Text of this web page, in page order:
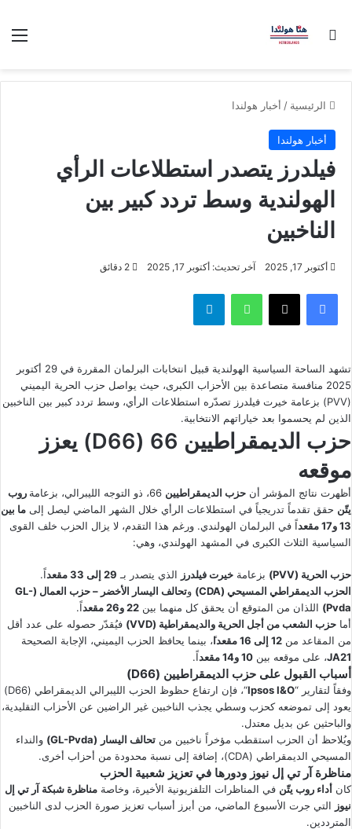
بحث عن
الرئيسية / أخبار هولندا
أخبار هولندا
فيلدرز يتصدر استطلاعات الرأي
الهولندية وسط تردد كبير بين
الناخبين
أكتوبر 17, 2025 آخر تحديث: أكتوبر 17, 2025
فيسبوك ‫X واتساب تيلقرام
تشهد الساحة السياسية الهولندية قبيل انتخابات البرلمان المقررة في 29 أكتوبر
2025 منافسة متصاعدة بين الأحزاب الكبرى، حيث يواصل حزب الحرية اليميني
(PVV) بزعامة خيرت فيلدرز تصدّره استطلاعات الرأي، وسط تردد كبير بين الناخبين
الذين لم يحسموا بعد خياراتهم الانتخابية.
حزب الديمقراطيين 66 (D66) يعزز
موقعه
أظهرت نتائج المؤشر أن حزب الديمقراطيين
روب
يتّن حقق تقدماً تدريجياً في استطلاعات الرأي خلال الشهر الماضي ليصل إلى ما بين
13 و17 مقعد
اً في البرلمان الهولندي. ورغم هذا التقدم، لا يزال الحزب خلف القوى
السياسية الثلاث الكبرى في المشهد الهولندي، وهي:
حزب الحرية (PVV) بزعامة خيرت فيلدرز الذي يتصدر بـ 29 إلى 33 مقعد
اً.
الحزب الديمقراطي المسيحي (CDA)
و
تحالف اليسار الأخضر – حزب العمال (GL-
Pvda)
اللذان من المتوقع أن يحقق كل منهما بين 22 و26 مقعد
اً.
أما حزب الشعب من أجل الحرية والديمقراطية (VVD)
فيُقدّر حصوله على عدد أقل
من المقاعد من 12 إلى 16 مقعدا
ً، بينما يحافظ الحزب اليميني، الإجابة الصحيحة
JA21، على موقعه بين 10 و14 مقعد اً.
أسباب القبول على حزب الديمقراطيين (D66)
وفقاً لتقارير “Ipsos I&O
“، فإن ارتفاع حظوظ الحزب الليبرالي الديمقراطي (D66)
يعود إلى تموضعه كحزب وسطي يجذب الناخبين غير الراضين عن الأحزاب التقليدية،
والباحثين عن بديل معتدل.
ويُلاحظ أن الحزب استقطب مؤخراً ناخبين من تحالف اليسار (GL-Pvda)
والنداء
المسيحي الديمقراطي (CDA)، إضافة إلى نسبة محدودة من أحزاب أخرى.
مناظرة آر تي إل نيوز ودورها في تعزيز شعبية الحزب
كان أداء روب يتّن في المناظرات التلفزيونية الأخيرة، وخاصة مناظرة شبكة آر تي إل
نيوز التي جرت الأسبوع الماضي، من أبرز أسباب تعزيز صورة الحزب لدى الناخبين
المترددين.